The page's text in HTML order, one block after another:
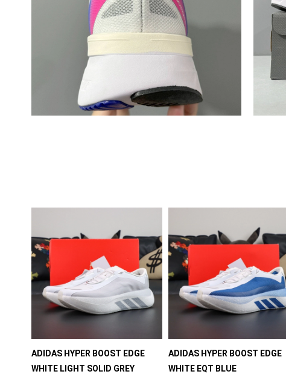
ADIDAS HYPER BOOST EDGE
WHITE LIGHT SOLID GREY
ADIDAS HYPER BOOST EDGE
WHITE EQT BLUE